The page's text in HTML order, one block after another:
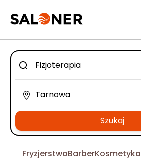
Szukaj
FryzjerstwoBarberKosmetyka